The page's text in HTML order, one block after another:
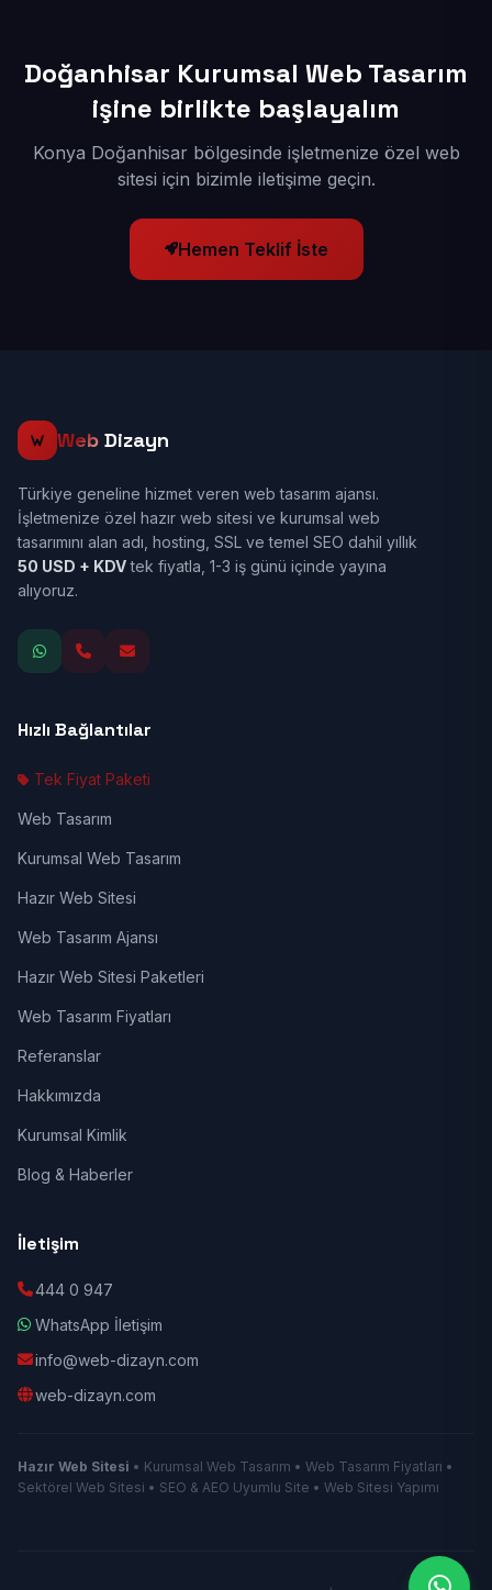
Doğanhisar Kurumsal Web Tasarım
işine birlikte başlayalım
Konya Doğanhisar bölgesinde işletmenize özel web
sitesi için bizimle iletişime geçin.
Hemen Teklif İste
Web Dizayn
Türkiye geneline hizmet veren web tasarım ajansı.
İşletmenize özel hazır web sitesi ve kurumsal web
tasarımını alan adı, hosting, SSL ve temel SEO dahil yıllık
50 USD + KDVtek fiyatla, 1-3 iş günü içinde yayına
alıyoruz.
Hızlı Bağlantılar
Tek Fiyat Paketi
Web Tasarım
Kurumsal Web Tasarım
Hazır Web Sitesi
Web Tasarım Ajansı
Hazır Web Sitesi Paketleri
Web Tasarım Fiyatları
Referanslar
Hakkımızda
Kurumsal Kimlik
Blog & Haberler
İletişim
444 0 947
WhatsApp İletişim
info@web-dizayn.com
web-dizayn.com
Hazır Web Sitesi • Kurumsal Web Tasarım • Web Tasarım Fiyatları •
Sektörel Web Sitesi • SEO & AEO Uyumlu Site • Web Sitesi Yapımı